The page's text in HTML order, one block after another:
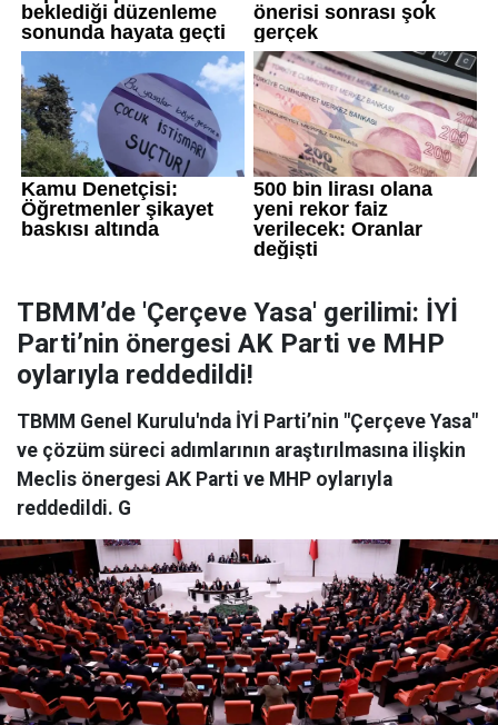
TBMM’de 'Çerçeve Yasa' gerilimi: İYİ
Parti’nin önergesi AK Parti ve MHP
oylarıyla reddedildi!
TBMM Genel Kurulu'nda İYİ Parti’nin "Çerçeve Yasa"
ve çözüm süreci adımlarının araştırılmasına ilişkin
Meclis önergesi AK Parti ve MHP oylarıyla
reddedildi. G